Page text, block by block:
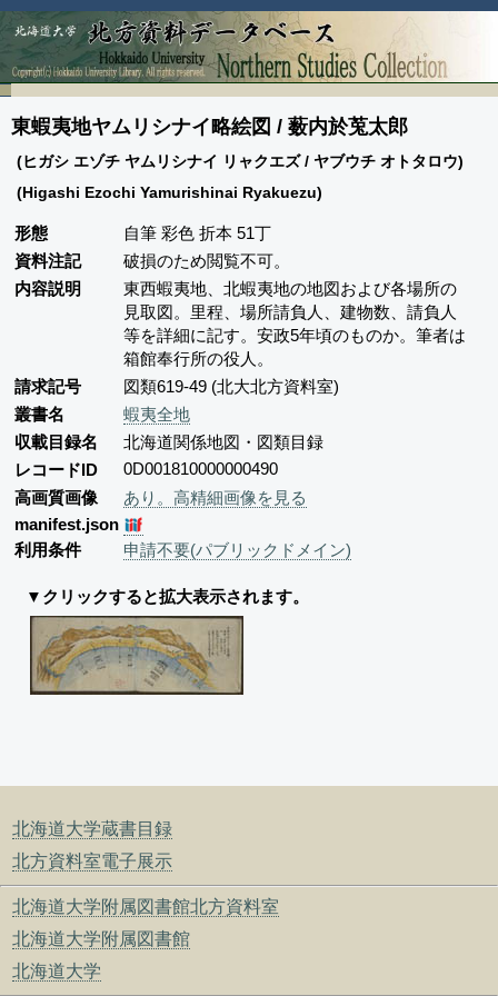
北海道大学蔵書目録
北方資料室電子展示
北海道大学附属図書館北方資料室
北海道大学附属図書館
北海道大学
東蝦夷地ヤムリシナイ略絵図 / 薮内於莵太郎
(ヒガシ エゾチ ヤムリシナイ リャクエズ / ヤブウチ オトタロウ)
(Higashi Ezochi Yamurishinai Ryakuezu)
形態
自筆 彩色 折本 51丁
資料注記
破損のため閲覧不可。
内容説明
東西蝦夷地、北蝦夷地の地図および各場所の
見取図。里程、場所請負人、建物数、請負人
等を詳細に記す。安政5年頃のものか。筆者は
箱館奉行所の役人。
請求記号
図類619-49 (北大北方資料室)
叢書名
蝦夷全地
収載目録名
北海道関係地図・図類目録
レコードID
0D001810000000490
高画質画像
あり。高精細画像を見る
manifest.json
利用条件
申請不要(パブリックドメイン)
▼クリックすると拡大表示されます。